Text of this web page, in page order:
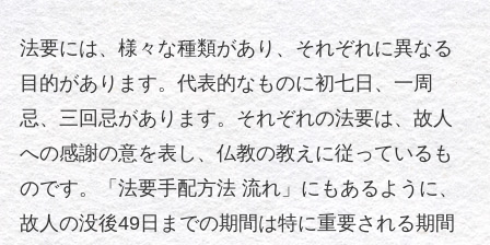
法要には、様々な種類があり、それぞれに異なる
目的があります。代表的なものに初七日、一周
忌、三回忌があります。それぞれの法要は、故人
への感謝の意を表し、仏教の教えに従っているも
のです。「法要手配方法 流れ」にもあるように、
故人の没後49日までの期間は特に重要される期間